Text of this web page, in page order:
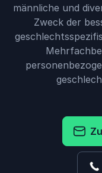
männliche und
Zweck der